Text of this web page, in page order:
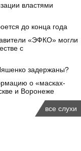
властями
до конца года
«ЭФКО» могли
с
задержаны?
о «масках-
и Воронеже
все слухи